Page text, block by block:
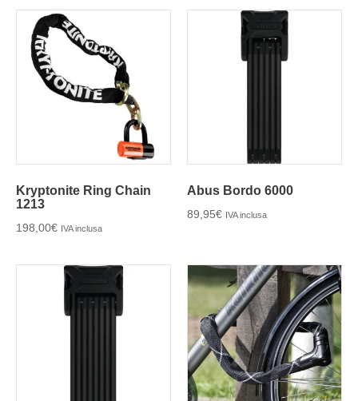
Kryptonite Ring Chain
1213
198,00€ IVA inclusa
Abus Bordo 6000
89,95€ IVA inclusa